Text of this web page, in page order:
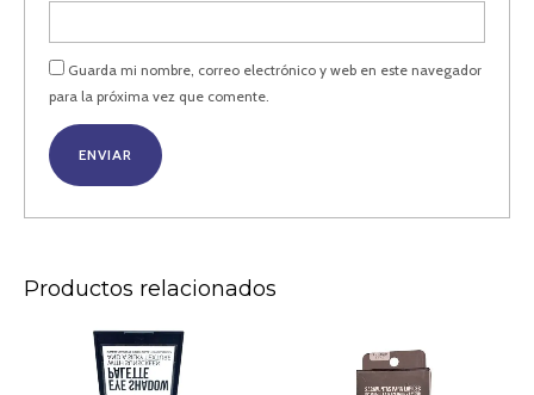
Guarda mi nombre, correo electrónico y web en este navegador
para la próxima vez que comente.
Productos relacionados
cantidad